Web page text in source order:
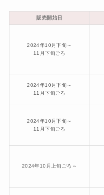
販売開始日
2024年10月下旬～
11月下旬ごろ
2024年10月下旬～
11月下旬ごろ
2024年10月下旬～
11月下旬ごろ
2024年10月上旬ごろ～